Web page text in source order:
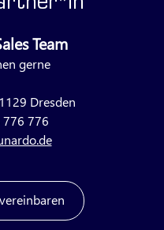
Team
gerne
Dresden
776